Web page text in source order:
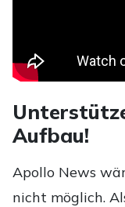
Aufbau!
Apollo News
nicht möglich.